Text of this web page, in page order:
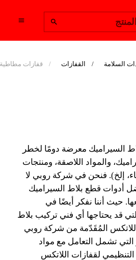
السلامة القفازات قفازات مطاطية
والمواد اللاصقة، ومنتجات
إلخ). فنحن في شركة روبي لا
أدوات قطع بلاط السيراميك
حيث أننا نفكر أيضًا في
قد يحتاجها أي فني تركيب بلاط
السيراميك معرضة دومًا لخطر
والمواد اللاصقة، ومنتجات
إلخ). فنحن في شركة روبي لا
أدوات قطع بلاط السيراميك
حيث أننا نفكر أيضًا في
قد يحتاجها أي فني تركيب بلاط
المُقَدّمة من شركة روبي
التي تشمل التعامل مع مواد
لقفازات اللاتكس